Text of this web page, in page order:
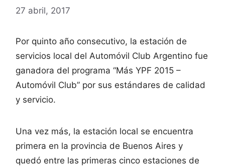
27 abril, 2017
Por quinto año consecutivo, la estación de
servicios local del Automóvil Club Argentino fue
ganadora del programa “Más YPF 2015 –
Automóvil Club” por sus estándares de calidad
y servicio.
Una vez más, la estación local se encuentra
primera en la provincia de Buenos Aires y
quedó entre las primeras cinco estaciones de